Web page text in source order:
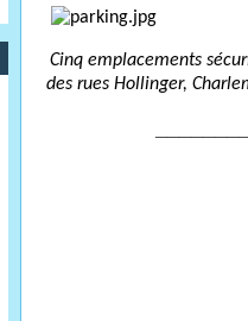
Cinq emplacements
des rues Hollinger,